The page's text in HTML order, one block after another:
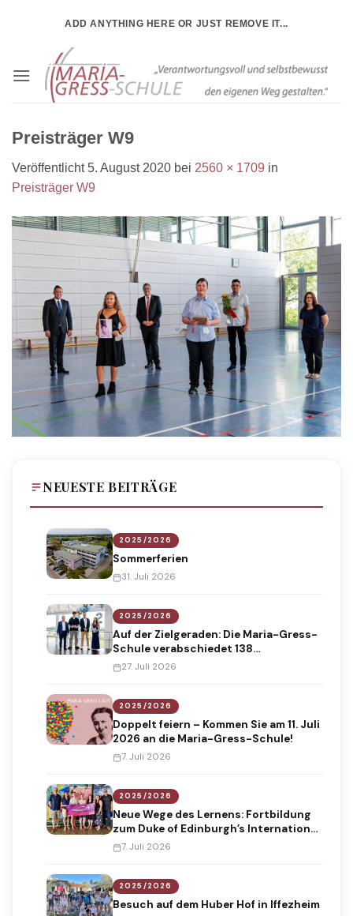
ADD ANYTHING HERE OR JUST REMOVE IT...
Preisträger W9
Veröffentlicht 5. August 2020 bei 2560 × 1709 in
Preisträger W9
NEUESTE BEITRÄGE
2025/2026
Sommerferien
31. Juli 2026
2025/2026
Auf der Zielgeraden: Die Maria-Gress-
Schule verabschiedet 138
Absolventinnen und Absolventen
27. Juli 2026
2025/2026
Doppelt feiern – Kommen Sie am 11. Juli
2026 an die Maria-Gress-Schule!
7. Juli 2026
2025/2026
Neue Wege des Lernens: Fortbildung
zum Duke of Edinburgh’s International
Award
7. Juli 2026
2025/2026
Besuch auf dem Huber Hof in Iffezheim